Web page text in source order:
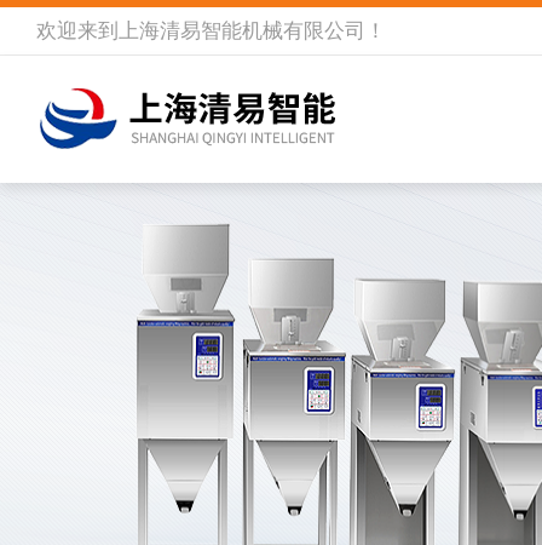
欢迎来到 上海清易智能机械有限公司 ！